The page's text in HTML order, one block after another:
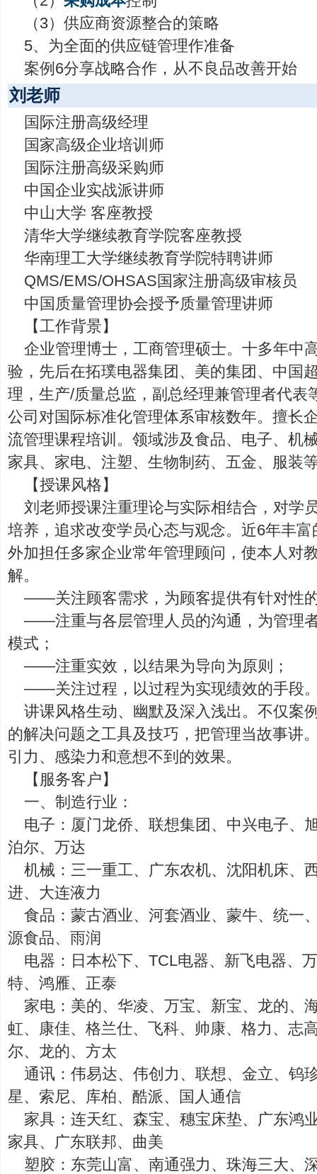
（3）供应商资源整合的策略
5、为全面的供应链管理作准备
案例6分享战略合作，从不良品改善开始
刘老师
国际注册高级经理
国家高级企业培训师
国际注册高级采购师
中国企业实战派讲师
中山大学 客座教授
清华大学继续教育学院客座教授
华南理工大学继续教育学院特聘讲师
QMS/EMS/OHSAS国家注册高级审核员
中国质量管理协会授予质量管理讲师
【工作背景】
企业管理博士，工商管理硕士。十多年中
验，先后在拓璞电器集团、美的集团、中国
理，生产/质量总监，副总经理兼管理者代表
公司对国际标准化管理体系审核数年。擅长
流管理课程培训。领域涉及食品、电子、机
家具、家电、注塑、生物制药、五金、服装
【授课风格】
刘老师授课注重理论与实际相结合，对学
培养，追求改变学员心态与观念。近6年丰
外加担任多家企业常年管理顾问，使本人对
解。
——关注顾客需求，为顾客提供有针对性
——注重与各层管理人员的沟通，为管理
模式；
——注重实效，以结果为导向为原则；
——关注过程，以过程为实现绩效的手段
讲课风格生动、幽默及深入浅出。不仅案
的解决问题之工具及技巧，把管理当故事讲
引力、感染力和意想不到的效果。
【服务客户】
一、制造行业：
电子：厦门龙侨、联想集团、中兴电子、
泊尔、万达
机械：三一重工、广东农机、沈阳机床、
进、大连液力
食品：蒙古酒业、河套酒业、蒙牛、统一
源食品、雨润
电器：日本松下、TCL电器、新飞电器、
特、鸿雁、正泰
家电：美的、华凌、万宝、新宝、龙的、
虹、康佳、格兰仕、飞科、帅康、格力、志
尔、龙的、方太
通讯：伟易达、伟创力、联想、金立、钨
星、索尼、库柏、酷派、国人通信
家具：连天红、森宝、穗宝床垫、广东鸿
家具、广东联邦、曲美
塑胶：东莞山富、南通强力、珠海三大、